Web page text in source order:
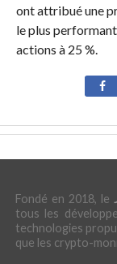
ont attribué une
le plus performant
actions à 25 %.
Fondé en 2018, le
tous les
technologies
que les crypto-